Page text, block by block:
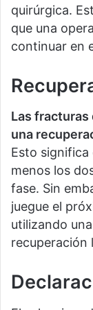
quirúrgica.
que una
continuar en
Las
una
Esto significa
menos los
fase. Sin
juegue el
utilizando
recuperación